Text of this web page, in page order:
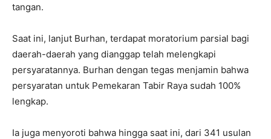
tangan.
Saat ini, lanjut Burhan, terdapat moratorium parsial bagi
daerah-daerah yang dianggap telah melengkapi
persyaratannya. Burhan dengan tegas menjamin bahwa
persyaratan untuk Pemekaran Tabir Raya sudah 100%
lengkap.
Ia juga menyoroti bahwa hingga saat ini, dari 341 usulan